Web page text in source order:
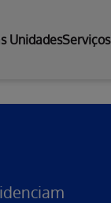
UnidadesServiços